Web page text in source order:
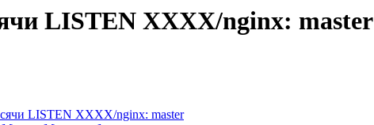
LISTEN ХХХХ/nginx: master
LISTEN ХХХХ/nginx: master